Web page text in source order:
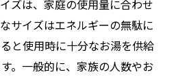
因と対策
で大事に至らないようにす
ズは、家庭の使用量に合わせ
サイズはエネルギーの無駄に
と使用時に十分なお湯を供給
。一般的に、家族の人数やお